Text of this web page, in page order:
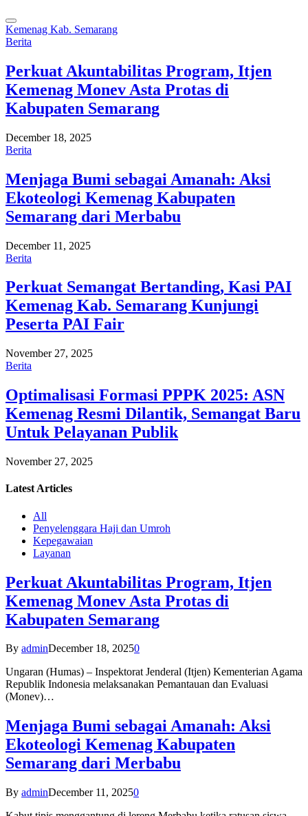
Kemenag Kab. Semarang
Berita
Perkuat Akuntabilitas Program, Itjen
Kemenag Monev Asta Protas di
Kabupaten Semarang
December 18, 2025
Berita
Menjaga Bumi sebagai Amanah: Aksi
Ekoteologi Kemenag Kabupaten
Semarang dari Merbabu
December 11, 2025
Berita
Perkuat Semangat Bertanding, Kasi PAI
Kemenag Kab. Semarang Kunjungi
Peserta PAI Fair
November 27, 2025
Berita
Optimalisasi Formasi PPPK 2025: ASN
Kemenag Resmi Dilantik, Semangat Baru
Untuk Pelayanan Publik
November 27, 2025
Latest Articles
All
Penyelenggara Haji dan Umroh
Kepegawaian
Layanan
Perkuat Akuntabilitas Program, Itjen
Kemenag Monev Asta Protas di
Kabupaten Semarang
By adminDecember 18, 20250
Ungaran (Humas) – Inspektorat Jenderal (Itjen) Kementerian Agama
Republik Indonesia melaksanakan Pemantauan dan Evaluasi
(Monev)…
Menjaga Bumi sebagai Amanah: Aksi
Ekoteologi Kemenag Kabupaten
Semarang dari Merbabu
By adminDecember 11, 20250